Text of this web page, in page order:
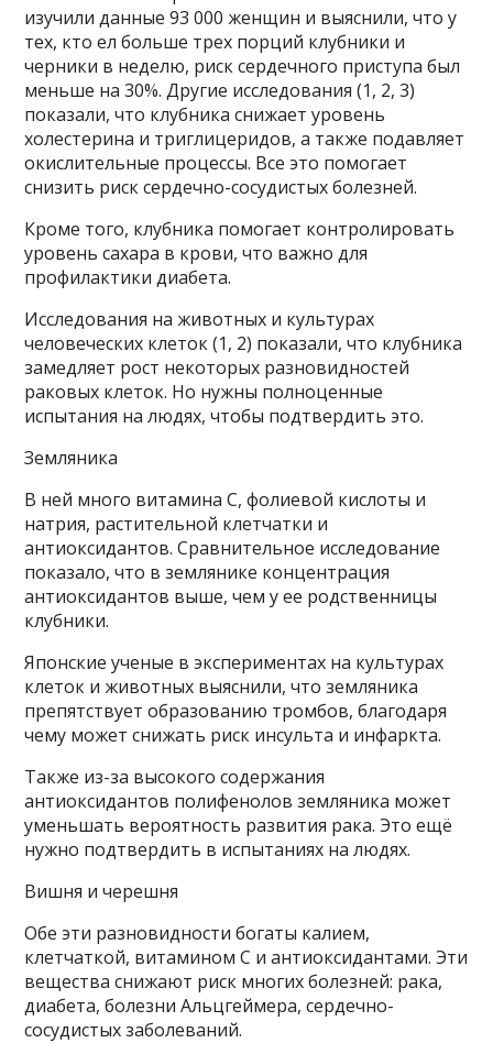
изучили данные 93 000 женщин и выяснили, что у
тех, кто ел больше трех порций клубники и
черники в неделю, риск сердечного приступа был
меньше на 30%. Другие исследования (1, 2, 3)
показали, что клубника снижает уровень
холестерина и триглицеридов, а также подавляет
окислительные процессы. Все это помогает
снизить риск сердечно-сосудистых болезней.
Кроме того, клубника помогает контролировать
уровень сахара в крови, что важно для
профилактики диабета.
Исследования на животных и культурах
человеческих клеток (1, 2) показали, что клубника
замедляет рост некоторых разновидностей
раковых клеток. Но нужны полноценные
испытания на людях, чтобы подтвердить это.
Земляника
В ней много витамина С, фолиевой кислоты и
натрия, растительной клетчатки и
антиоксидантов. Сравнительное исследование
показало, что в землянике концентрация
антиоксидантов выше, чем у ее родственницы
клубники.
Японские ученые в экспериментах на культурах
клеток и животных выяснили, что земляника
препятствует образованию тромбов, благодаря
чему может снижать риск инсульта и инфаркта.
Также из-за высокого содержания
антиоксидантов полифенолов земляника может
уменьшать вероятность развития рака. Это ещё
нужно подтвердить в испытаниях на людях.
Вишня и черешня
Обе эти разновидности богаты калием,
клетчаткой, витамином С и антиоксидантами. Эти
вещества снижают риск многих болезней: рака,
диабета, болезни Альцгеймера, сердечно-
сосудистых заболеваний.